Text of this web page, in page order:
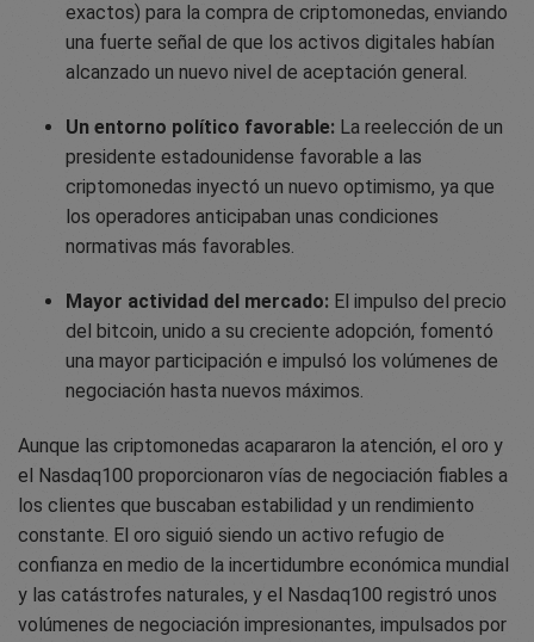
exactos) para la compra de criptomonedas, enviando
una fuerte señal de que los activos digitales habían
alcanzado un nuevo nivel de aceptación general.
Un entorno político favorable: La reelección de un
presidente estadounidense favorable a las
criptomonedas inyectó un nuevo optimismo, ya que
los operadores anticipaban unas condiciones
normativas más favorables.
Mayor actividad del mercado: El impulso del precio
del bitcoin, unido a su creciente adopción, fomentó
una mayor participación e impulsó los volúmenes de
negociación hasta nuevos máximos.
Aunque las criptomonedas acapararon la atención, el oro y
el Nasdaq100 proporcionaron vías de negociación fiables a
los clientes que buscaban estabilidad y un rendimiento
constante. El oro siguió siendo un activo refugio de
confianza en medio de la incertidumbre económica mundial
y las catástrofes naturales, y el Nasdaq100 registró unos
volúmenes de negociación impresionantes, impulsados por